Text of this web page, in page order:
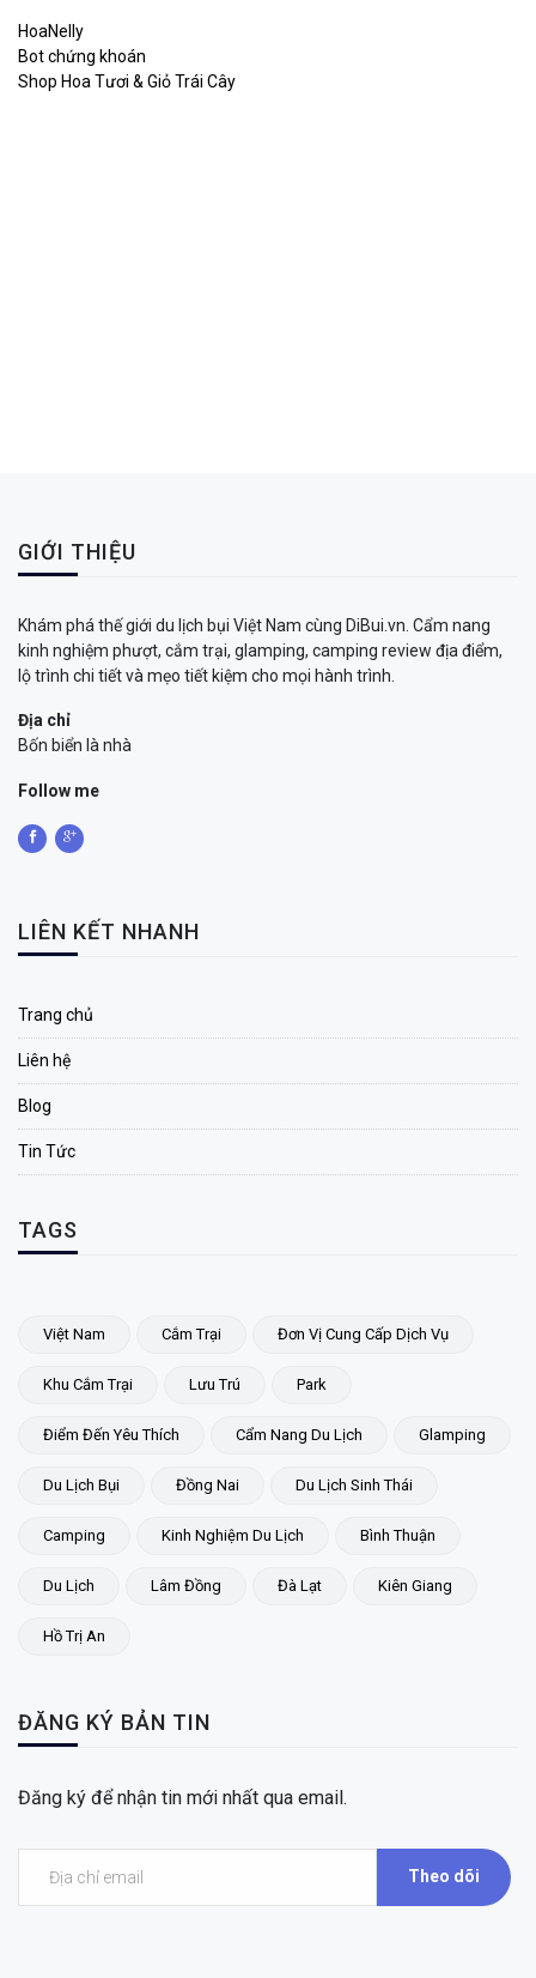
HoaNelly
Bot chứng khoán
Shop Hoa Tươi & Giỏ Trái Cây
GIỚI THIỆU
Khám phá thế giới du lịch bụi Việt Nam cùng DiBui.vn. Cẩm nang
kinh nghiệm phượt, cắm trại, glamping, camping review địa điểm,
lộ trình chi tiết và mẹo tiết kiệm cho mọi hành trình.
Địa chỉ
Bốn biển là nhà
Follow me
LIÊN KẾT NHANH
Trang chủ
Liên hệ
Blog
Tin Tức
TAGS
Việt Nam Cắm Trại Đơn Vị Cung Cấp Dịch Vụ
Khu Cắm Trại Lưu Trú Park
Điểm Đến Yêu Thích Cẩm Nang Du Lịch Glamping
Du Lịch Bụi Đồng Nai Du Lịch Sinh Thái
Camping Kinh Nghiệm Du Lịch Bình Thuận
Du Lịch Lâm Đồng Đà Lạt Kiên Giang
Hồ Trị An
ĐĂNG KÝ BẢN TIN
Đăng ký để nhận tin mới nhất qua email.
Theo dõi